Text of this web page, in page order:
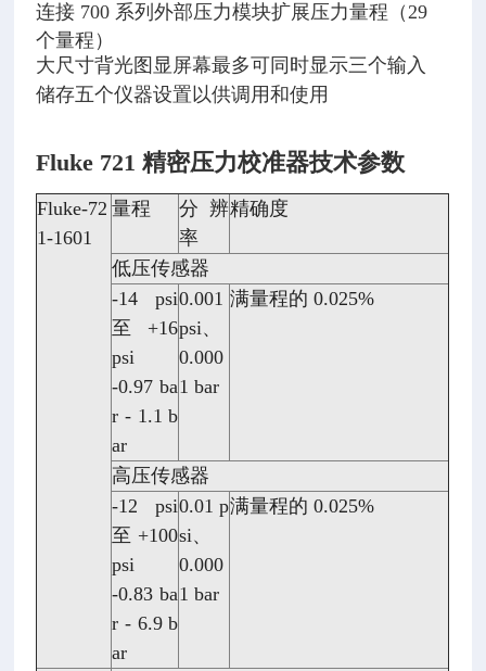
连接 700 系列外部压力模块扩展压力量程（29
个量程）
大尺寸背光图显屏幕最多可同时显示三个输入
储存五个仪器设置以供调用和使用
Fluke 721 精密压力校准器技术参数
Fluke-72
1-1601
量程
分辨
率
精确度
低压传感器
-14 psi
至 +16
psi
-0.97 ba
r - 1.1 b
ar
0.001
psi、
0.000
1 bar
满量程的 0.025%
高压传感器
-12 psi
至 +100
psi
-0.83 ba
r - 6.9 b
ar
0.01 p
si、
0.000
1 bar
满量程的 0.025%